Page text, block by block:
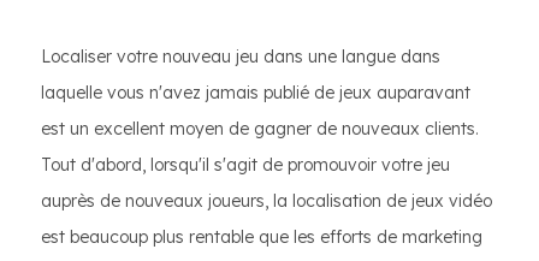
Localiser votre nouveau jeu dans une langue dans
laquelle vous n'avez jamais publié de jeux auparavant
est un excellent moyen de gagner de nouveaux clients.
Tout d'abord, lorsqu'il s'agit de promouvoir votre jeu
auprès de nouveaux joueurs, la localisation de jeux vidéo
est beaucoup plus rentable que les efforts de marketing